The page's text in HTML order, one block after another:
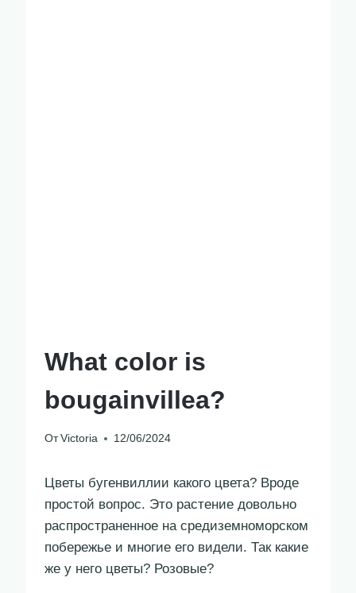
What color is
bougainvillea?
От Victoria 12/06/2024
Цветы бугенвиллии какого цвета? Вроде
простой вопрос. Это растение довольно
распространенное на средиземноморском
побережье и многие его видели. Так какие
же у него цветы? Розовые?